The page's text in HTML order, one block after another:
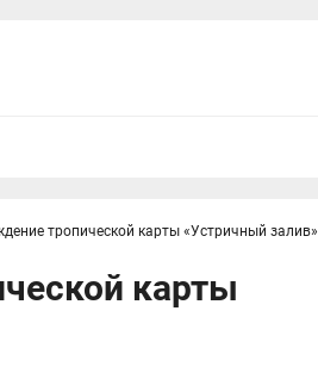
тропической карты «Устричный залив»
карты